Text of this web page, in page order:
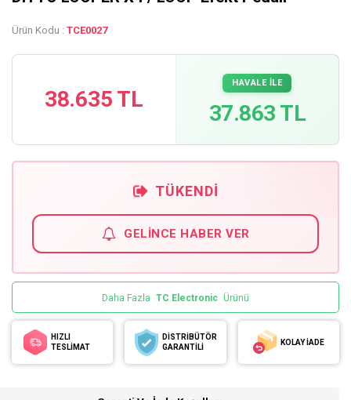
Ürün Kodu : TCE0027
38.635 TL
HAVALE İLE
37.863 TL
TÜKENDI
GELINCE HABER VER
Daha Fazla TC Electronic Ürünü
HIZLI
TESLİMAT
DİSTRİBÜTÖR
GARANTİLİ
KOLAY İADE